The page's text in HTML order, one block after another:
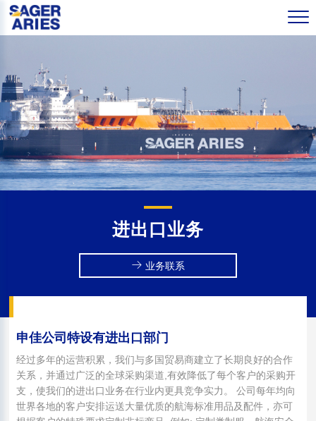
申佳公司特设有进出口部门
经过多年的运营积累，我们与多国贸易商建立了长期良好的合作
关系，并通过广泛的全球采购渠道,有效降低了每个客户的采购开
支，使我们的进出口业务在行业内更具竞争实力。 公司每年均向
世界各地的客户安排运送大量优质的航海标准用品及配件，亦可
进出口业务
业务联系